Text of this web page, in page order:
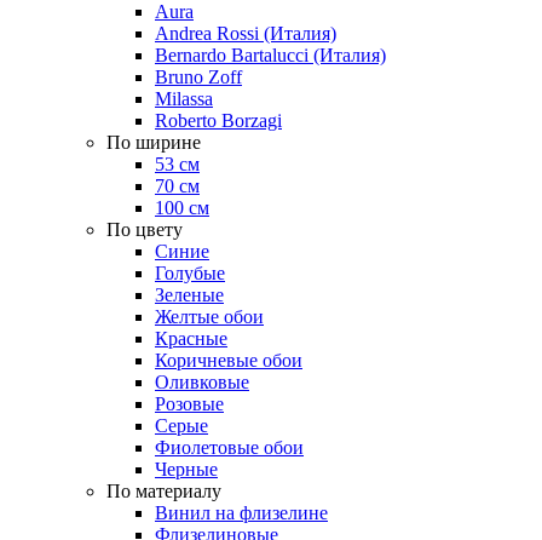
Aura
Andrea Rossi (Италия)
Bernardo Bartalucci (Италия)
Bruno Zoff
Milassa
Roberto Borzagi
По ширине
53 см
70 см
100 см
По цвету
Синие
Голубые
Зеленые
Желтые обои
Красные
Коричневые обои
Оливковые
Розовые
Серые
Фиолетовые обои
Черные
По материалу
Винил на флизелине
Флизелиновые